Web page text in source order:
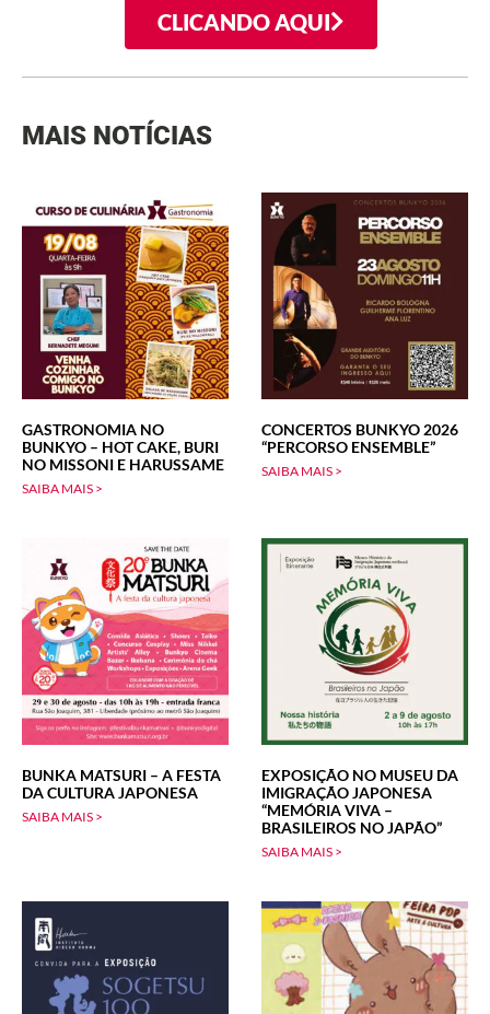
CLICANDO AQUI
MAIS NOTÍCIAS
GASTRONOMIA NO
BUNKYO – HOT CAKE, BURI
NO MISSONI E HARUSSAME
SAIBA MAIS >
CONCERTOS BUNKYO 2026
“PERCORSO ENSEMBLE”
SAIBA MAIS >
BUNKA MATSURI – A FESTA
DA CULTURA JAPONESA
SAIBA MAIS >
EXPOSIÇÃO NO MUSEU DA
IMIGRAÇÃO JAPONESA
“MEMÓRIA VIVA –
BRASILEIROS NO JAPÃO”
SAIBA MAIS >